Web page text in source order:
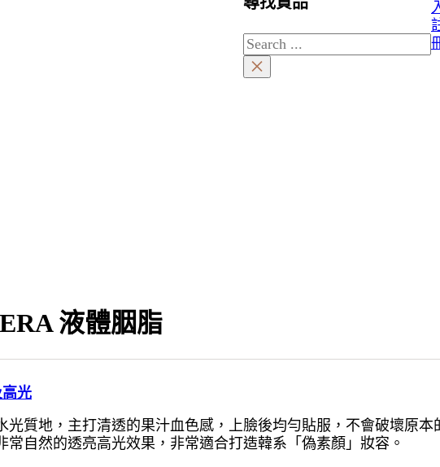
Search
×
液體胭脂
光
光質地，主打清透的果汁血色感，上臉後均勻貼服，不會破壞原本
常自然的透亮高光效果，非常適合打造韓系「偽素顏」妝容。